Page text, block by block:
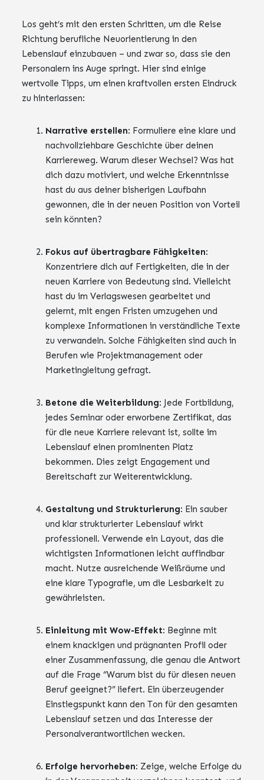
Los geht’s mit den ersten Schritten, um die Reise
Richtung berufliche Neuorientierung in den
Lebenslauf einzubauen – und zwar so, dass sie den
Personalern ins Auge springt. Hier sind einige
wertvolle Tipps, um einen kraftvollen ersten Eindruck
zu hinterlassen:
Narrative erstellen: Formuliere eine klare und
nachvollziehbare Geschichte über deinen
Karriereweg. Warum dieser Wechsel? Was hat
dich dazu motiviert, und welche Erkenntnisse
hast du aus deiner bisherigen Laufbahn
gewonnen, die in der neuen Position von Vorteil
sein könnten?
Fokus auf übertragbare Fähigkeiten:
Konzentriere dich auf Fertigkeiten, die in der
neuen Karriere von Bedeutung sind. Vielleicht
hast du im Verlagswesen gearbeitet und
gelernt, mit engen Fristen umzugehen und
komplexe Informationen in verständliche Texte
zu verwandeln. Solche Fähigkeiten sind auch in
Berufen wie Projektmanagement oder
Marketingleitung gefragt.
Betone die Weiterbildung: Jede Fortbildung,
jedes Seminar oder erworbene Zertifikat, das
für die neue Karriere relevant ist, sollte im
Lebenslauf einen prominenten Platz
bekommen. Dies zeigt Engagement und
Bereitschaft zur Weiterentwicklung.
Gestaltung und Strukturierung: Ein sauber
und klar strukturierter Lebenslauf wirkt
professionell. Verwende ein Layout, das die
wichtigsten Informationen leicht auffindbar
macht. Nutze ausreichende Weißräume und
eine klare Typografie, um die Lesbarkeit zu
gewährleisten.
Einleitung mit Wow-Effekt: Beginne mit
einem knackigen und prägnanten Profil oder
einer Zusammenfassung, die genau die Antwort
auf die Frage “Warum bist du für diesen neuen
Beruf geeignet?” liefert. Ein überzeugender
Einstiegspunkt kann den Ton für den gesamten
Lebenslauf setzen und das Interesse der
Personalverantwortlichen wecken.
Erfolge hervorheben: Zeige, welche Erfolge du